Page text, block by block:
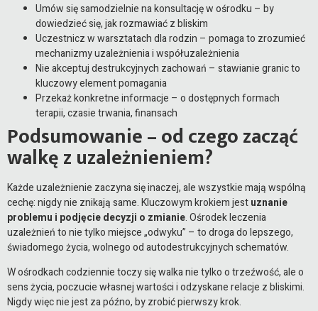
Umów się samodzielnie na konsultację w ośrodku – by
dowiedzieć się, jak rozmawiać z bliskim
Uczestnicz w warsztatach dla rodzin – pomaga to zrozumieć
mechanizmy uzależnienia i współuzależnienia
Nie akceptuj destrukcyjnych zachowań – stawianie granic to
kluczowy element pomagania
Przekaż konkretne informacje – o dostępnych formach
terapii, czasie trwania, finansach
Podsumowanie – od czego zacząć
walkę z uzależnieniem?
Każde uzależnienie zaczyna się inaczej, ale wszystkie mają wspólną
cechę: nigdy nie znikają same. Kluczowym krokiem jestuznanie
problemu i podjęcie decyzji o zmianie. Ośrodek leczenia
uzależnień to nie tylko miejsce „odwyku” – to droga do lepszego,
świadomego życia, wolnego od autodestrukcyjnych schematów.
W ośrodkach codziennie toczy się walka nie tylko o trzeźwość, ale o
sens życia, poczucie własnej wartości i odzyskane relacje z bliskimi.
Nigdy więc nie jest za późno, by zrobić pierwszy krok.